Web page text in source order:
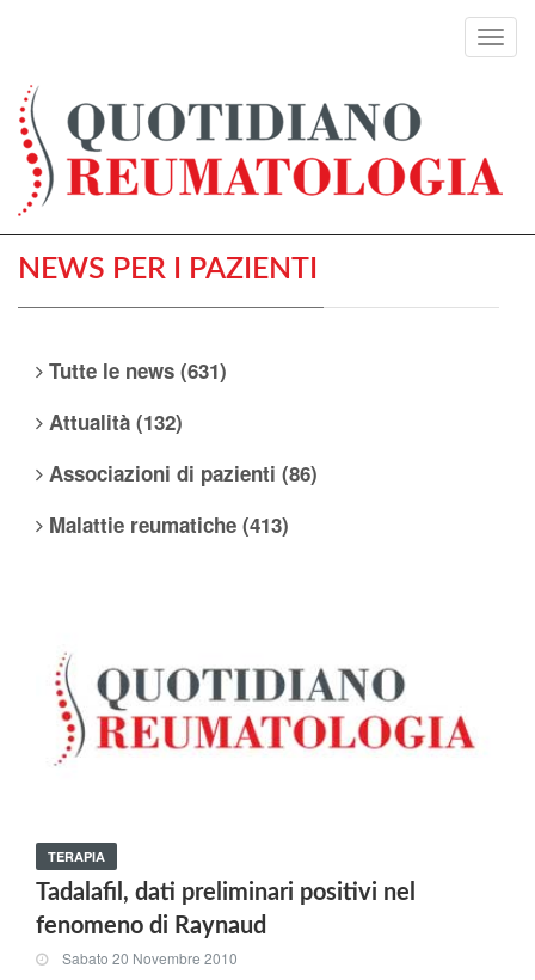
NEWS PER I PAZIENTI
Tutte le news (631)
Attualità (132)
Associazioni di pazienti (86)
Malattie reumatiche (413)
TERAPIA
Tadalafil, dati preliminari positivi nel
fenomeno di Raynaud
Sabato 20 Novembre 2010